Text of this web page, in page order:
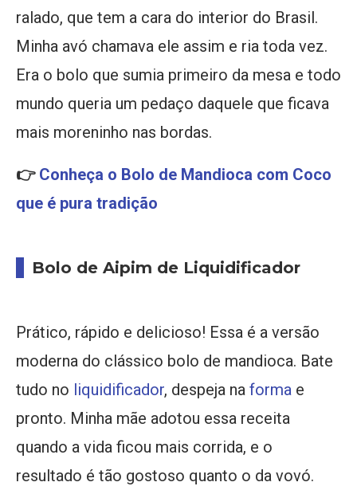
ralado, que tem a cara do interior do Brasil.
Minha avó chamava ele assim e ria toda vez.
Era o bolo que sumia primeiro da mesa e todo
mundo queria um pedaço daquele que ficava
mais moreninho nas bordas.
👉 Conheça o Bolo de Mandioca com Coco
que é pura tradição
Bolo de Aipim de Liquidificador
Prático, rápido e delicioso! Essa é a versão
moderna do clássico bolo de mandioca. Bate
tudo no liquidificador, despeja na forma e
pronto. Minha mãe adotou essa receita
quando a vida ficou mais corrida, e o
resultado é tão gostoso quanto o da vovó.